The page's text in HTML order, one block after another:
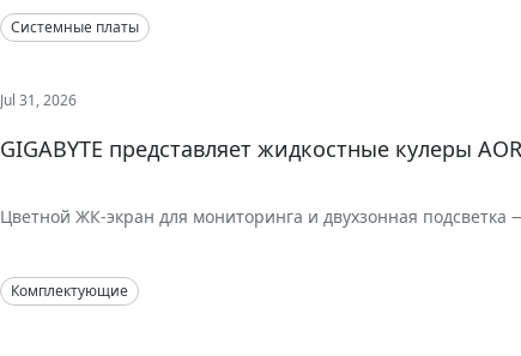
Системные платы
Jul 31, 2026
GIGABYTE представляет жидкостные кулеры
Цветной ЖК-экран для мониторинга и двухзонная
Комплектующие